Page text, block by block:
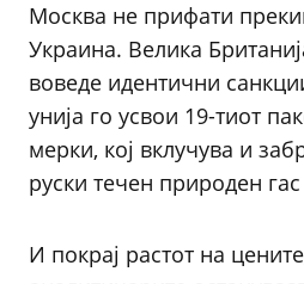
Москва не прифати
Украина. Велика
воведе идентични
унија го усвои 19-тиот
мерки, кој вклучува и
руски течен природен гас
И покрај растот на